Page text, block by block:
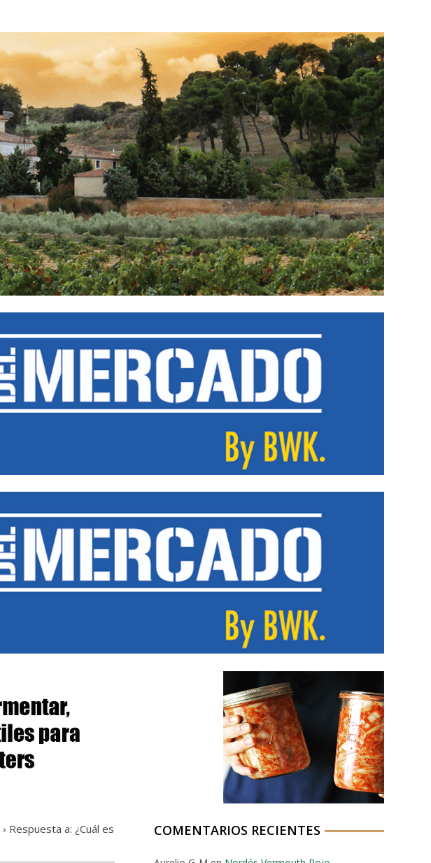
› Respuesta a: ¿Cuál es
COMENTARIOS RECIENTES